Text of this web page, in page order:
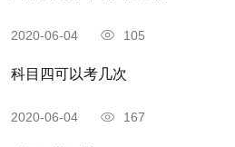
2020-06-04 105
科目四可以考几次
2020-06-04 167